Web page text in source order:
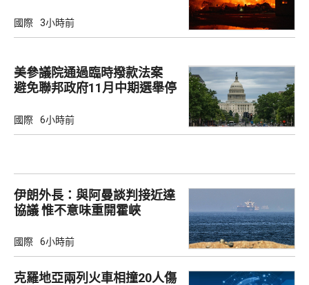
國際 3小時前
美參議院通過臨時撥款法案
避免聯邦政府11月中期選舉停
國際 6小時前
伊朗外長：與阿曼談判接近達
協議 惟不意味重開霍峽
國際 6小時前
克羅地亞兩列火車相撞20人傷